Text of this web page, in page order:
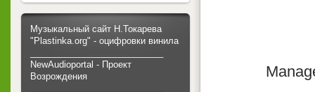
Музыкальный сайт Н.Токарева
"Plastinka.org" - оцифровки винила
NewAudioportal - Проект
Возрождения